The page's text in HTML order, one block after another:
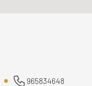
965834648